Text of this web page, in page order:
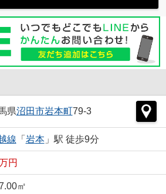
県沼田市岩本町79-3
線 「 岩本」駅 徒歩9分
円
㎡